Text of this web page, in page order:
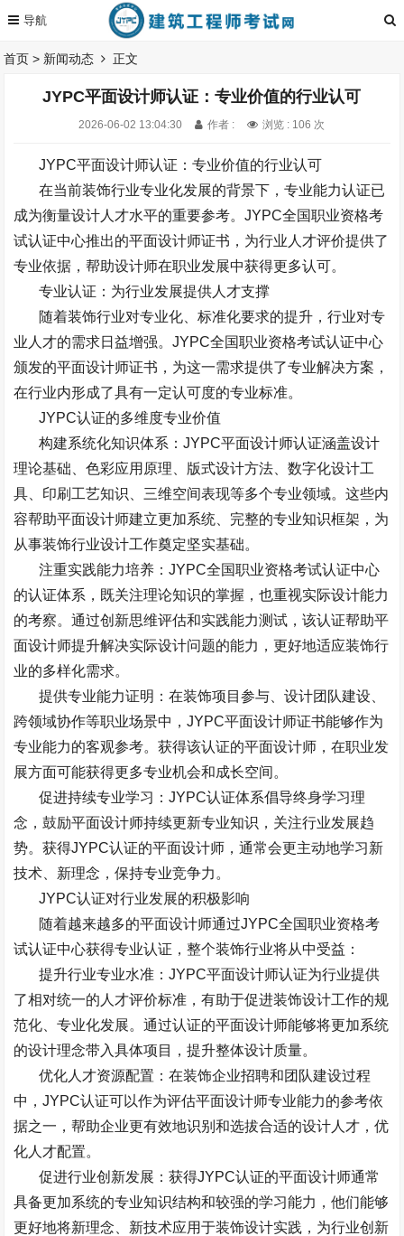
首页 > 新闻动态 正文
JYPC平面设计师认证：专业价值的行业认可
2026-06-02 13:04:30 作者 : 浏览 : 106 次
JYPC平面设计师认证：专业价值的行业认可
在当前装饰行业专业化发展的背景下，专业能力认证已
成为衡量设计人才水平的重要参考。JYPC全国职业资格考
试认证中心推出的平面设计师证书，为行业人才评价提供了
专业依据，帮助设计师在职业发展中获得更多认可。
专业认证：为行业发展提供人才支撑
随着装饰行业对专业化、标准化要求的提升，行业对专
业人才的需求日益增强。JYPC全国职业资格考试认证中心
颁发的平面设计师证书，为这一需求提供了专业解决方案，
在行业内形成了具有一定认可度的专业标准。
JYPC认证的多维度专业价值
构建系统化知识体系：JYPC平面设计师认证涵盖设计
理论基础、色彩应用原理、版式设计方法、数字化设计工
具、印刷工艺知识、三维空间表现等多个专业领域。这些内
容帮助平面设计师建立更加系统、完整的专业知识框架，为
从事装饰行业设计工作奠定坚实基础。
注重实践能力培养：JYPC全国职业资格考试认证中心
的认证体系，既关注理论知识的掌握，也重视实际设计能力
的考察。通过创新思维评估和实践能力测试，该认证帮助平
面设计师提升解决实际设计问题的能力，更好地适应装饰行
业的多样化需求。
提供专业能力证明：在装饰项目参与、设计团队建设、
跨领域协作等职业场景中，JYPC平面设计师证书能够作为
专业能力的客观参考。获得该认证的平面设计师，在职业发
展方面可能获得更多专业机会和成长空间。
促进持续专业学习：JYPC认证体系倡导终身学习理
念，鼓励平面设计师持续更新专业知识，关注行业发展趋
势。获得JYPC认证的平面设计师，通常会更主动地学习新
技术、新理念，保持专业竞争力。
JYPC认证对行业发展的积极影响
随着越来越多的平面设计师通过JYPC全国职业资格考
试认证中心获得专业认证，整个装饰行业将从中受益：
提升行业专业水准：JYPC平面设计师认证为行业提供
了相对统一的人才评价标准，有助于促进装饰设计工作的规
范化、专业化发展。通过认证的平面设计师能够将更加系统
的设计理念带入具体项目，提升整体设计质量。
优化人才资源配置：在装饰企业招聘和团队建设过程
中，JYPC认证可以作为评估平面设计师专业能力的参考依
据之一，帮助企业更有效地识别和选拔合适的设计人才，优
化人才配置。
促进行业创新发展：获得JYPC认证的平面设计师通常
具备更加系统的专业知识结构和较强的学习能力，他们能够
更好地将新理念、新技术应用于装饰设计实践，为行业创新